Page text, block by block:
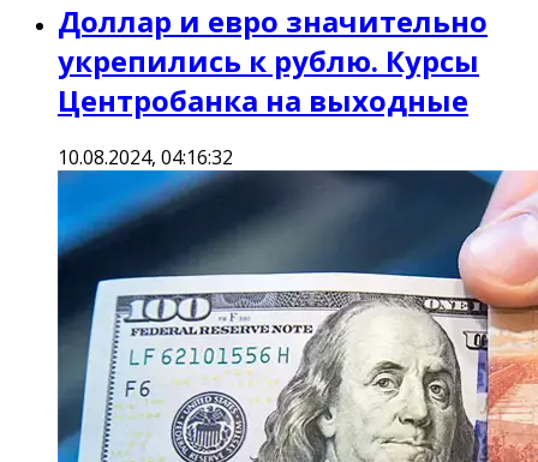
Доллар и евро значительно
укрепились к рублю. Курсы
Центробанка на выходные
10.08.2024, 04:16:32